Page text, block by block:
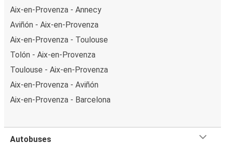
Aix-en-Provenza - Annecy
Aviñón - Aix-en-Provenza
Aix-en-Provenza - Toulouse
Tolón - Aix-en-Provenza
Toulouse - Aix-en-Provenza
Aix-en-Provenza - Aviñón
Aix-en-Provenza - Barcelona
Autobuses